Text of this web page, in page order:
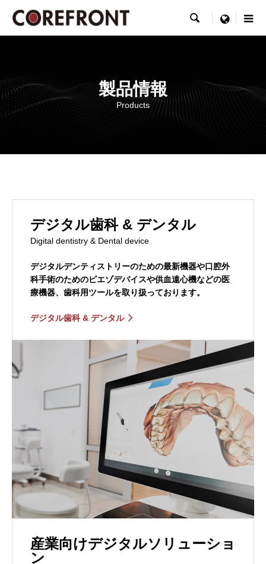
 menu
製品情報 Products information
製品情報
Products
デジタル歯科 & デンタル
Digital dentistry & Dental device
デジタルデンティストリーのための最新機器や口腔外
科手術のためのピエゾデバイスや供血遠心機などの医
療機器、歯科用ツールを取り扱っております。
デジタル歯科 & デンタル
産業向けデジタルソリューショ
ン